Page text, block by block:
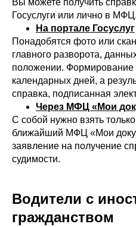
Госуслуги или лично в МФЦ.
На портале Госуслуг
Понадобятся фото или
главного разворота,
положении. Формирование
календарных дней, а
справка, подписанная
Через МФЦ «Мои
С собой нужно взять
ближайший МФЦ «Мои
заявление на получение
судимости.
Водители с
гражданством